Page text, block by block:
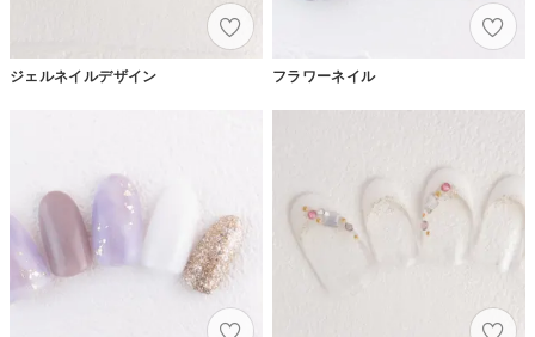
ジェルネイルデザイン フラワーネイル